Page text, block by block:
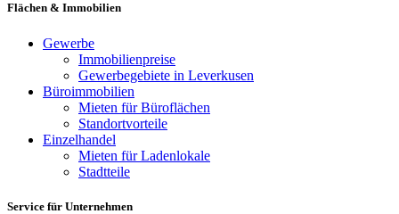
Flächen & Immobilien
Gewerbe
Immobilienpreise
Gewerbegebiete in Leverkusen
Büroimmobilien
Mieten für Büroflächen
Standortvorteile
Einzelhandel
Mieten für Ladenlokale
Stadtteile
Service für Unternehmen